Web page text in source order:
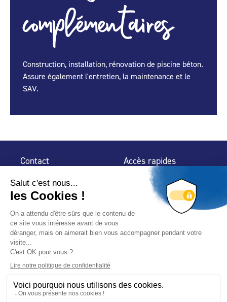
complémentaires
Construction, installation, rénovation de piscine béton.
Assure également l'entretien, la maintenance et le
SAV.
Contact
32 rue de Mogador
75 009 Paris
Accès rapides
Espace Presse
Trouver un
professionnel
Nous suivre